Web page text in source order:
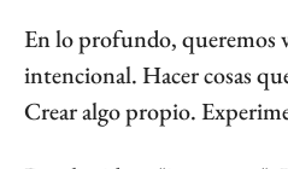
En lo profundo, queremos
intencional. Hacer cosas
Crear algo propio.